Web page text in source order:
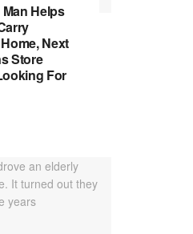
Helps
Next
Store
For